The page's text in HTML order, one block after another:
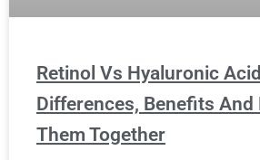
Retinol Vs Hyaluronic
Differences, Benefits And
Them Together